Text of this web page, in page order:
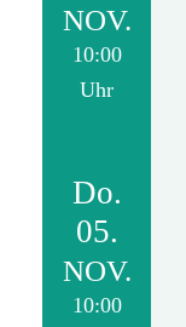
NOV.
10:00
Uhr
Do.
05.
NOV.
10:00